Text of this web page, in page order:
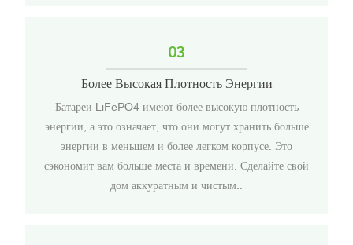
03
Более Высокая Плотность Энергии
Батареи LiFePO4 имеют более высокую плотность
энергии, а это означает, что они могут хранить больше
энергии в меньшем и более легком корпусе. Это
сэкономит вам больше места и времени. Сделайте свой
дом аккуратным и чистым..